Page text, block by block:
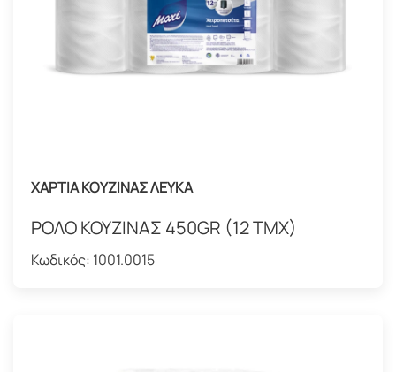
ΧΑΡΤΙΑ ΚΟΥΖΙΝΑΣ ΛΕΥΚΑ
ΡΟΛΟ ΚΟΥΖΙΝΑΣ 450GR (12 TMX)
Κωδικός: 1001.0015